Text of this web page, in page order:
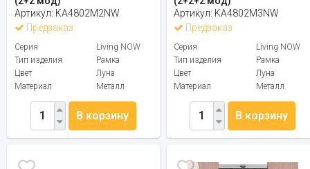
Артикул: KA4802M2NW
Предзаказ
Серия
Living NOW
Тип изделия
Рамка
Цвет
Луна
Материал
Металл
В корзину
Артикул: KA4802M3NW
Предзаказ
Серия
Living NOW
Тип изделия
Рамка
Цвет
Луна
Материал
Металл
В корзину